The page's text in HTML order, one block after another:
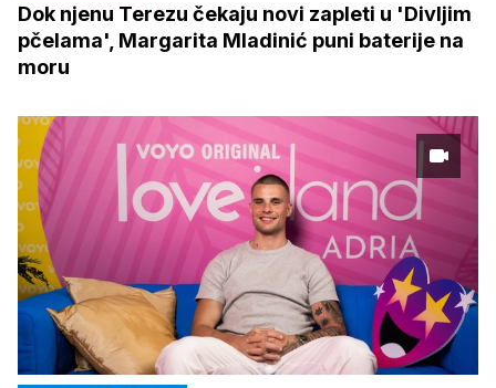
Dok njenu Terezu čekaju novi zapleti u 'Divljim
pčelama', Margarita Mladinić puni baterije na
moru